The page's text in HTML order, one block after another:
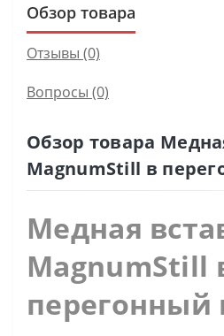
Обзор товара
Отзывы (0)
Вопросы (0)
Обзор товара
MagnumStill в
Медная
MagnumStill
перегонный